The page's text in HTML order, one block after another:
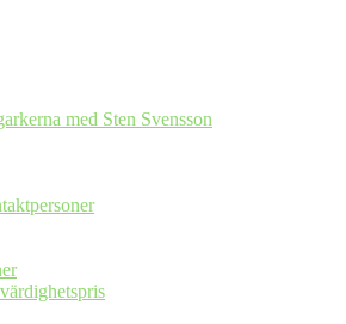
med Sten Svensson